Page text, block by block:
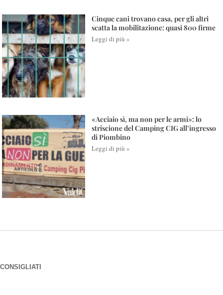
Cinque cani trovano casa, per gli altri
scatta la mobilitazione: quasi 800 firme
Leggi di più »
«Acciaio sì, ma non per le armi»: lo
striscione del Camping CIG all’ingresso
di Piombino
Leggi di più »
CONSIGLIATI